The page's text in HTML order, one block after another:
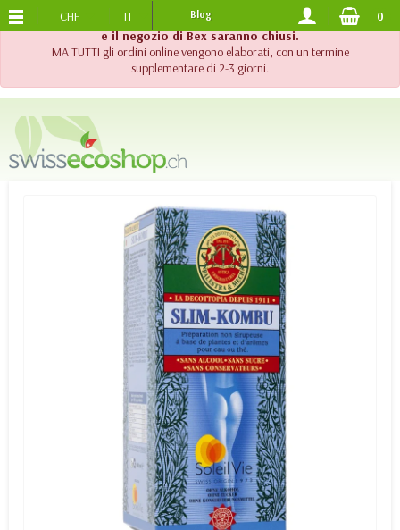
!! Importante !! Fino al 20 agosto 2026, l'assistenza telefonica
e il negozio di Bex saranno chiusi.
MA TUTTI gli ordini online vengono elaborati, con un termine
supplementare di 2-3 giorni.
SPEDIZIONE GRATUITADA 120.-
CHF IT Blog 0